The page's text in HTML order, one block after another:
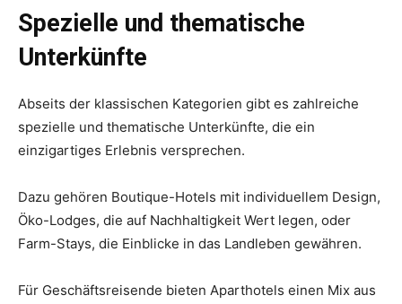
Spezielle und thematische
Unterkünfte
Abseits der klassischen Kategorien gibt es zahlreiche
spezielle und thematische Unterkünfte, die ein
einzigartiges Erlebnis versprechen.
Dazu gehören Boutique-Hotels mit individuellem Design,
Öko-Lodges, die auf Nachhaltigkeit Wert legen, oder
Farm-Stays, die Einblicke in das Landleben gewähren.
Für Geschäftsreisende bieten Aparthotels einen Mix aus